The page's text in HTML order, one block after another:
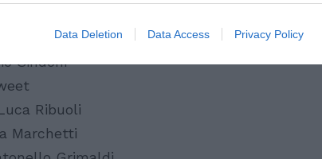
Data Deletion Data Access Privacy Policy
Frosina, ecc., ma anche tante serie
– L. Maronese & M. Brătilă
Sindoni
Ribuoli
Marchetti